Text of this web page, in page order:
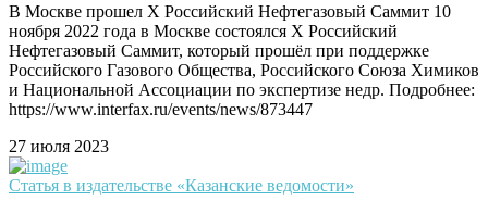
В Москве прошел X Российский Нефтегазовый Саммит 10
ноября 2022 года в Москве состоялся X Российский
Нефтегазовый Саммит, который прошёл при поддержке
Российского Газового Общества, Российского Союза Химиков
и Национальной Ассоциации по экспертизе недр. Подробнее:
https://www.interfax.ru/events/news/873447
27 июля 2023
Статья в издательстве «Казанские ведомости»